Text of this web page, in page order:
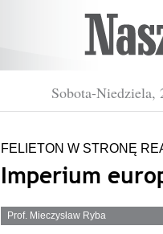
Sobota-Niedziela,
FELIETON W STRONĘ
Imperium
Prof. Mieczysław Ryba